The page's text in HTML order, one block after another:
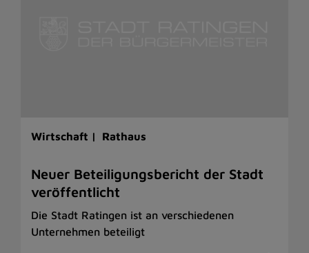
Wirtschaft | Rathaus
Neuer Beteiligungsbericht der Stadt
veröffentlicht
Die Stadt Ratingen ist an verschiedenen
Unternehmen beteiligt